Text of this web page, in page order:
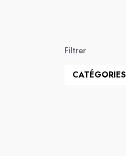
Filtrer
CATÉGORIES